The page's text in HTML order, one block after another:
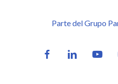
Parte del Grupo
facebooklinkedin youtube